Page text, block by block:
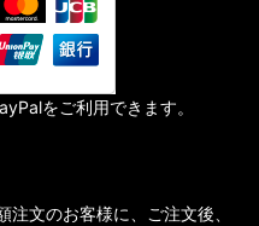
をご利用できます。
文のお客様に、ご注文後、